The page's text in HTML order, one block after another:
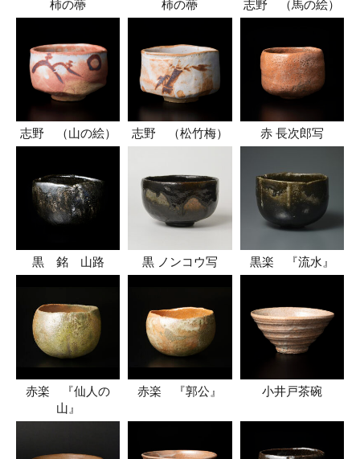
柿の蔕 柿の蔕 志野 （馬の絵）
志野 （山の絵） 志野 （松竹梅） 赤 長次郎写
黒 銘 山路 黒 ノンコウ写 黒楽 『流水』
赤楽 『仙人の
山』
赤楽 『郭公』 小井戸茶碗